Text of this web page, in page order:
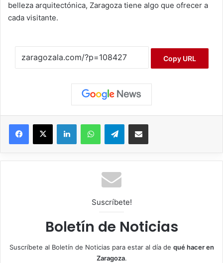
belleza arquitectónica, Zaragoza tiene algo que ofrecer a
cada visitante.
Copy URL
Telegram
Suscríbete!
Boletín de Noticias
Suscríbete al Boletín de Noticias para estar al día de qué hacer en
Zaragoza.